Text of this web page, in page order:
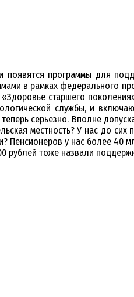
появятся программы для
в рамках федерального
старшего
службы, и
серьезно. Вполне
местность? У нас до
Пенсионеров у нас более 40
рублей тоже назвали